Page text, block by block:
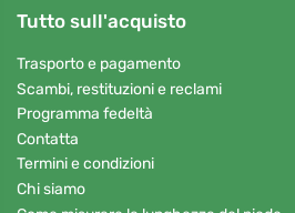
Tutto sull'acquisto
Trasporto e pagamento
Scambi, restituzioni e reclami
Programma fedeltà
Contatta
Termini e condizioni
Chi siamo